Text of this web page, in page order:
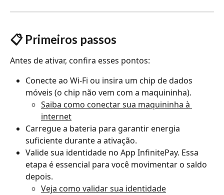
📋 Primeiros passos
Antes de ativar, confira esses pontos:
Conecte ao Wi-Fi ou insira um chip de dados
móveis (o chip não vem com a maquininha).
Saiba como conectar sua maquininha à
internet
Carregue a bateria para garantir energia
suficiente durante a ativação.
Valide sua identidade no App InfinitePay. Essa
etapa é essencial para você movimentar o saldo
depois.
Veja como validar sua identidade